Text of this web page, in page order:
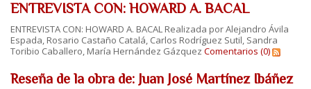
ENTREVISTA CON: HOWARD A. BACAL
ENTREVISTA CON: HOWARD A. BACAL Realizada por Alejandro Ávila
Espada, Rosario Castaño Catalá, Carlos Rodríguez Sutil, Sandra
Toribio Caballero, María Hernández Gázquez Comentarios (0)
Reseña de la obra de: Juan José Martínez Ibáñez